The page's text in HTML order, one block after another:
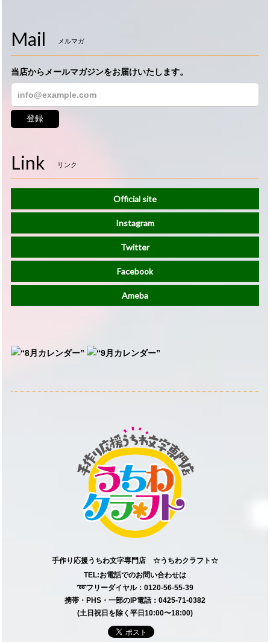
Mail メルマガ
当店からメールマガジンをお届けいたします。
登録
Link リンク
Official site
Instagram
Twitter
Facebook
Ameba
手作り応援うちわ文字専門店 ☆うちわクラフト☆
TEL:お電話でのお問い合わせは
➿フリーダイヤル：0120-56-55-39
携帯・PHS・一部のIP電話：0425-71-0382
(土日祝日を除く平日10:00〜18:00)